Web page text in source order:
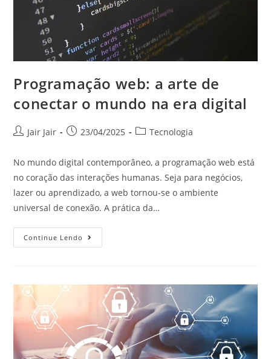
Programação web: a arte de
conectar o mundo na era digital
Jair Jair 23/04/2025 Tecnologia
No mundo digital contemporâneo, a programação web está
no coração das interações humanas. Seja para negócios,
lazer ou aprendizado, a web tornou-se o ambiente
universal de conexão. A prática da…
Continue Lendo